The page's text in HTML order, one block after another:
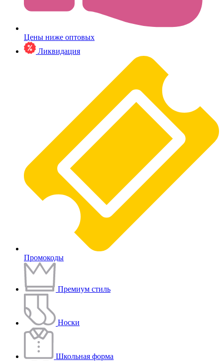
Цены ниже оптовых
Ликвидация
Промокоды
Премиум стиль
Носки
Школьная форма